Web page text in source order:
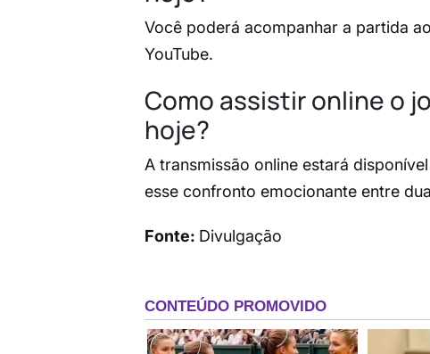
Você poderá acompanhar a partida
YouTube.
Como assistir online o
hoje?
A transmissão online estará
esse confronto emocionante entre
Fonte: Divulgação